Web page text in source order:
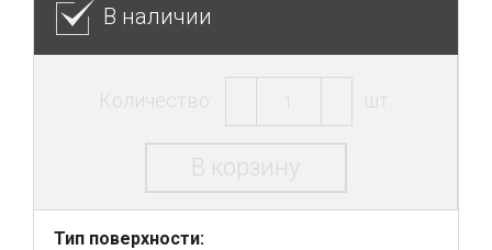
В наличии
Количество: шт.
В корзину
Тип поверхности: